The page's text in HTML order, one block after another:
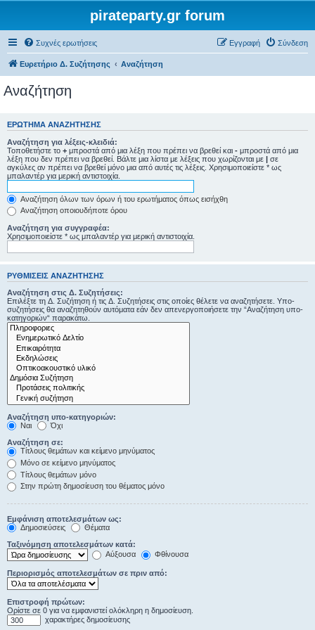
pirateparty.gr forum
Συχνές ερωτήσεις Σύνδεση
Εγγραφή
Ευρετήριο Δ. Συζήτησης Αναζήτηση
Αναζήτηση
ΕΡΏΤΗΜΑ ΑΝΑΖΉΤΗΣΗΣ
Αναζήτηση για λέξεις-κλειδιά:
Τοποθετήστε το + μπροστά από μια λέξη που πρέπει να βρεθεί και - μπροστά από μια
λέξη που δεν πρέπει να βρεθεί. Βάλτε μια λίστα με λέξεις που χωρίζονται με | σε
αγκύλες αν πρέπει να βρεθεί μόνο μια από αυτές τις λέξεις. Χρησιμοποιείστε * ως
μπαλαντέρ για μερική αντιστοιχία.
Αναζήτηση όλων των όρων ή του ερωτήματος όπως εισήχθη
Αναζήτηση οποιουδήποτε όρου
Αναζήτηση για συγγραφέα:
Χρησιμοποιείστε * ως μπαλαντέρ για μερική αντιστοιχία.
ΡΥΘΜΊΣΕΙΣ ΑΝΑΖΉΤΗΣΗΣ
Αναζήτηση στις Δ. Συζητήσεις:
Επιλέξτε τη Δ. Συζήτηση ή τις Δ. Συζητήσεις στις οποίες θέλετε να αναζητήσετε. Υπο-
συζητήσεις θα αναζητηθούν αυτόματα εάν δεν απενεργοποιήσετε την “Αναζήτηση υπο-
κατηγοριών“ παρακάτω.
Αναζήτηση υπο-κατηγοριών:
Ναι
Όχι
Αναζήτηση σε:
Τίτλους θεμάτων και κείμενο μηνύματος
Μόνο σε κείμενο μηνύματος
Τίτλους θεμάτων μόνο
Στην πρώτη δημοσίευση του θέματος μόνο
Εμφάνιση αποτελεσμάτων ως:
Δημοσιεύσεις
Θέματα
Ταξινόμηση αποτελεσμάτων κατά:
Αύξουσα
Φθίνουσα
Περιορισμός αποτελεσμάτων σε πριν από:
Επιστροφή πρώτων:
Ορίστε σε 0 για να εμφανιστεί ολόκληρη η δημοσίευση.
χαρακτήρες δημοσίευσης